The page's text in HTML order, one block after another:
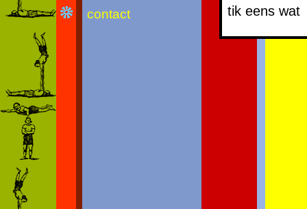
contact
tik eens